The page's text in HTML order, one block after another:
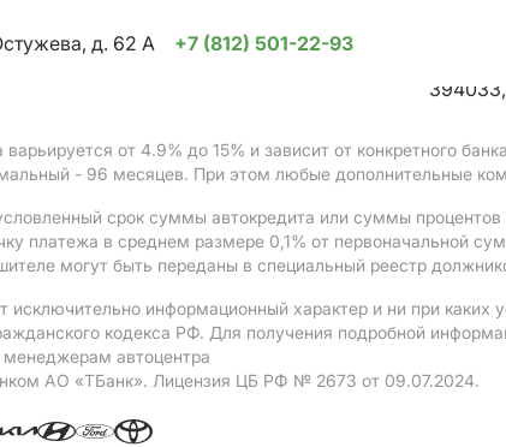
д. 62 А
+7 (812) 501-22-93
варьируется от 4.9% до 15% и зависит от конкретного
- 96 месяцев. При этом любые дополнительные
срок суммы автокредита или суммы процентов
платежа в среднем размере 0,1% от первоначальной
могут быть переданы в специальный реестр
исключительно информационный характер и ни при каких
кодекса РФ. Для получения подробной
автоцентра
АO «ТБанк». Лицензия ЦБ РФ № 2673 от 09.07.2024.